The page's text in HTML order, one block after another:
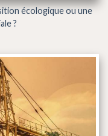
écologique ou une
?